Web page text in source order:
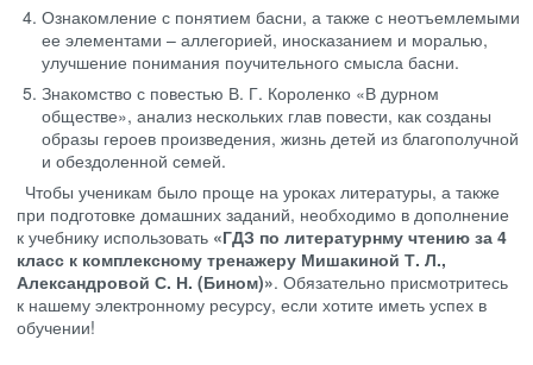
Ознакомление с понятием басни, а также с неотъемлемыми
ее элементами – аллегорией, иносказанием и моралью,
улучшение понимания поучительного смысла басни.
Знакомство с повестью В. Г. Короленко «В дурном
обществе», анализ нескольких глав повести, как созданы
образы героев произведения, жизнь детей из благополучной
и обездоленной семей.
Чтобы ученикам было проще на уроках литературы, а также
при подготовке домашних заданий, необходимо в дополнение
к учебнику использовать «ГДЗ по литературнму чтению за 4
класс к комплексному тренажеру Мишакиной Т. Л.,
Александровой С. Н. (Бином)». Обязательно присмотритесь
к нашему электронному ресурсу, если хотите иметь успех в
обучении!